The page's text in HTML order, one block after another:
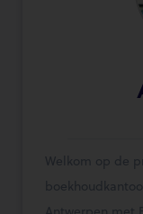
Welkom op de